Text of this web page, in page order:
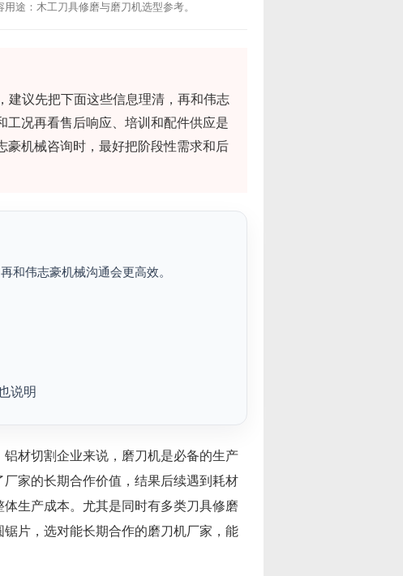
途：木工刀具修磨与磨刀机选型参考。
建议先把下面这些信息理清，再和伟志
工况再看售后响应、培训和配件供应是
豪机械咨询时，最好把阶段性需求和后
和伟志豪机械沟通会更高效。
说明
材切割企业来说，磨刀机是必备的生产
家的长期合作价值，结果后续遇到耗材
生产成本。尤其是同时有多类刀具修磨
片，选对能长期合作的磨刀机厂家，能